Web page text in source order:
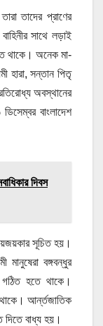
তাদের প্রাণের
সাথে লড়াই
থাকে। অনেক মা-
হারা, সন্তান পিতৃ
অবস্থানের
বাংলাদেশ
দিবস
সূচিত হয়।
মানুষেরা বঙ্গবন্ধুর
হতে থাকে।
থাকে। আর্ন্তজাতিক
দিতে বাধ্য হয়।